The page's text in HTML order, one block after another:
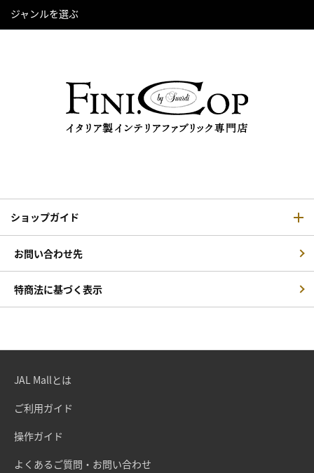
ジャンルを選ぶ
ショップガイド
お問い合わせ先
特商法に基づく表示
JAL Mallとは
ご利用ガイド
操作ガイド
よくあるご質問・お問い合わせ